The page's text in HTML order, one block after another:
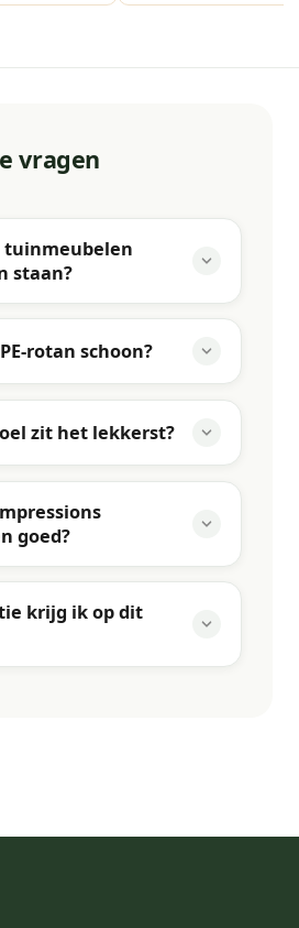
vragen
tuinmeubelen
staan?
rotan schoon?
zit het lekkerst?
goed?
krijg ik op dit